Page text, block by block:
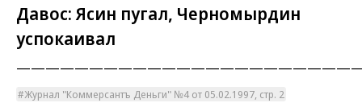
Давос: Ясин пугал, Черномырдин
успокаивал
Журнал "Коммерсантъ Деньги" №4 от 05.02.1997, стр. 2